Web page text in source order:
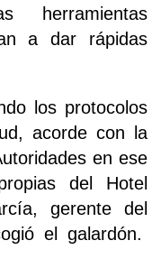
herramientas
a dar rápidas
los protocolos
acorde con la
en ese
del Hotel
gerente del
el galardón.